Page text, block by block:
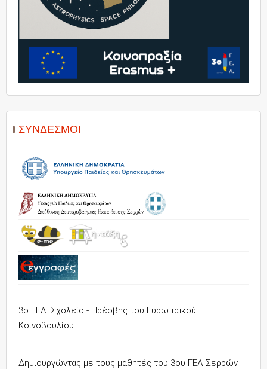
ΣΎΝΔΕΣΜΟΙ
3ο ΓΕΛ: Σχολείο - Πρέσβης του Ευρωπαϊκού
Κοινοβουλίου
Δημιουργώντας με τους μαθητές του 3ου ΓΕΛ Σερρών